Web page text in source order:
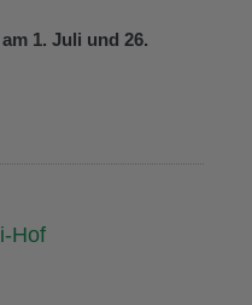
1. Juli und 26.
Hof